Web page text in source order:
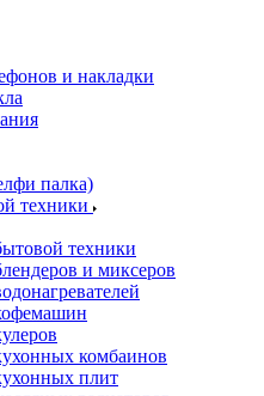
и накладки
палка)
техники
техники
и миксеров
комбаинов
плит